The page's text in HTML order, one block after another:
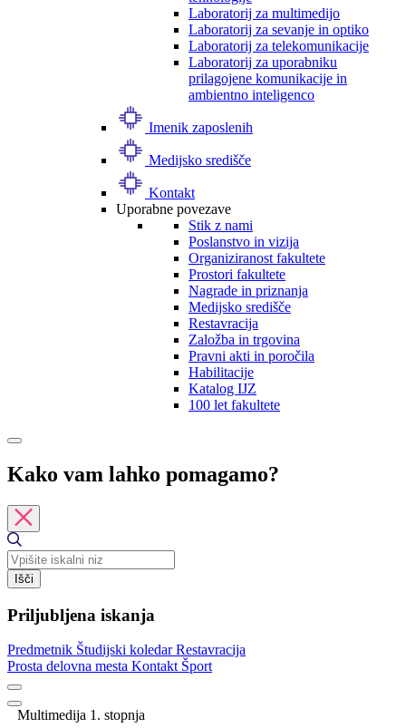
Laboratorij za multimedijo
Laboratorij za sevanje in optiko
Laboratorij za telekomunikacije
Laboratorij za uporabniku
prilagojene komunikacije in
ambientno inteligenco
Imenik zaposlenih
Medijsko središče
Kontakt
Uporabne povezave
Stik z nami
Poslanstvo in vizija
Organiziranost fakultete
Prostori fakultete
Nagrade in priznanja
Medijsko središče
Restavracija
Založba in trgovina
Pravni akti in poročila
Habilitacije
Katalog IJZ
100 let fakultete
Kako vam lahko pomagamo?
Išči
Priljubljena iskanja
Predmetnik Študijski koledarRestavracija
Prosta delovna mesta Kontakt Šport
Multimedija 1. stopnja